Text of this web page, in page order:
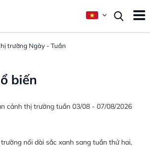
trường Ngày - Tuần
biến
cảnh thị trường tuần 03/08 - 07/08/2026
nối dài sắc xanh sang tuần thứ hai,